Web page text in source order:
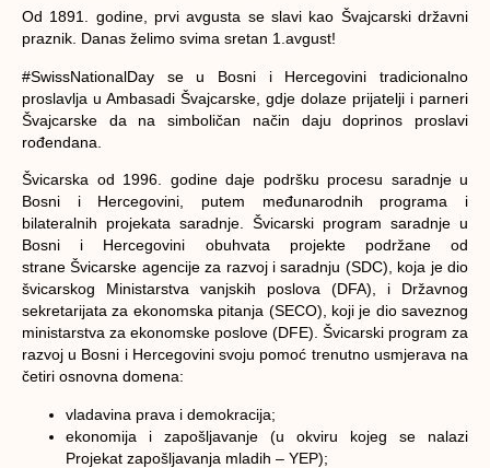
Od 1891. godine, prvi avgusta se slavi kao Švajcarski državni
praznik. Danas želimo svima sretan 1.avgust!
#SwissNationalDay se u Bosni i Hercegovini tradicionalno
proslavlja u Ambasadi Švajcarske, gdje dolaze prijatelji i parneri
Švajcarske da na simboličan način daju doprinos proslavi
rođendana.
Švicarska od 1996. godine daje podršku procesu saradnje u
Bosni i Hercegovini, putem međunarodnih programa i
bilateralnih projekata saradnje. Švicarski program saradnje u
Bosni i Hercegovini obuhvata projekte podržane od
strane Švicarske agencije za razvoj i saradnju (SDC), koja je dio
švicarskog Ministarstva vanjskih poslova (DFA), i Državnog
sekretarijata za ekonomska pitanja (SECO), koji je dio saveznog
ministarstva za ekonomske poslove (DFE). Švicarski program za
razvoj u Bosni i Hercegovini svoju pomoć trenutno usmjerava na
četiri osnovna domena:
vladavina prava i demokracija;
ekonomija i zapošljavanje (u okviru kojeg se nalazi
Projekat zapošljavanja mladih – YEP);